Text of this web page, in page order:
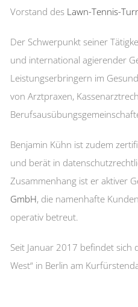
Vorstand des Lawn-Tennis-
Der Schwerpunkt seiner
und international agierender
Leistungserbringern im
von Arztpraxen,
Benjamin Kühn ist zudem
und berät in
Zusammenhang ist er aktiver
GmbH, die namenhafte
operativ betreut.
Seit Januar 2017 befindet sich
West“ in Berlin am